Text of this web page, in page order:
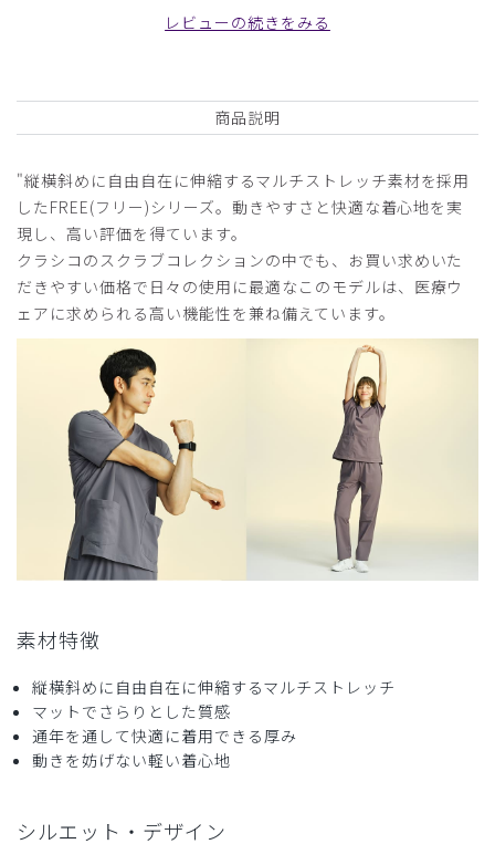
O17レディース:ロールアップスクラブトップ
ス・FREE/オフホワイト/M
tumu様
購入確認済み
2026-03-10
年齢: 40代 身長: 151-155cm 体重: 46-50kg
着やすい
胸や脇のあき具合も程よく、着心地よいです。
O17レディース:ロールアップスクラブトップ
ス・FREE/ディープネイビー/M
役に立った 0
ふみみ様
年齢:50代
色も周りの方から好評です。
商品：O17レディース:ロールアップスクラブトップ
ス・FREE/ピンクベージュ/M
レビューの続きをみる
商品説明
"縦横斜めに自由自在に伸縮するマルチストレッチ素材を採用
したFREE(フリー)シリーズ。動きやすさと快適な着心地を実
現し、高い評価を得ています。
クラシコのスクラブコレクションの中でも、お買い求めいた
だきやすい価格で日々の使用に最適なこのモデルは、医療ウ
ェアに求められる高い機能性を兼ね備えています。
素材特徴
縦横斜めに自由自在に伸縮するマルチストレッチ
マットでさらりとした質感
通年を通して快適に着用できる厚み
動きを妨げない軽い着心地
シルエット・デザイン